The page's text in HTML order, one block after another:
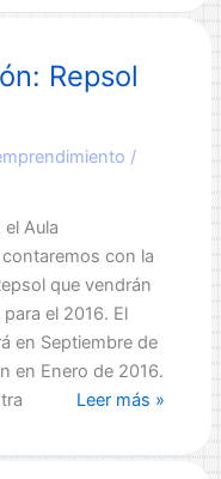
Training
6
Meses
Prácticas
Repsol
/
Aula
con la
que vendrán
el 2016. El
en Septiembre de
en Enero de 2016.
Proceso
Selección:
Leer más »